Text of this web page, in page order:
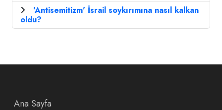
'Antisemitizm' İsrail soykırımına nasıl kalkan
oldu?
Ana Sayfa